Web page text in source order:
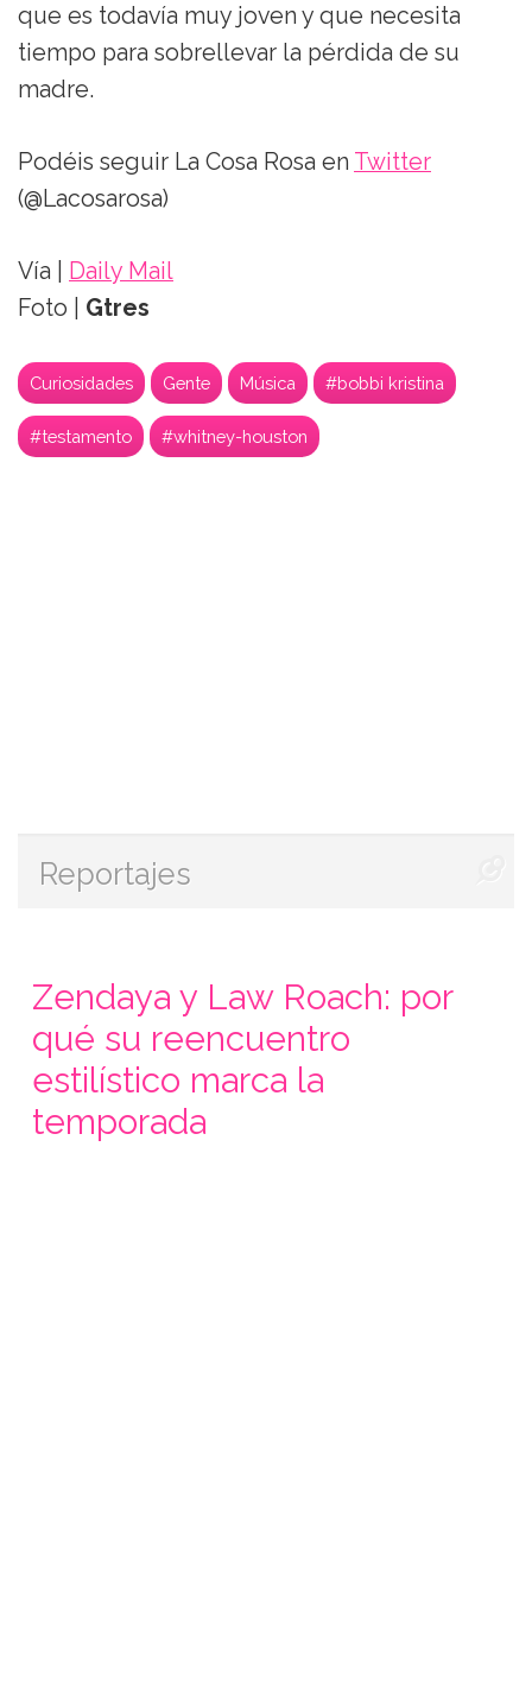
que es todavía muy joven y que necesita
tiempo para sobrellevar la pérdida de su
madre.
Podéis seguir La Cosa Rosa en Twitter
(@Lacosarosa)
Vía |
Daily Mail
Foto |
Gtres
Curiosidades Gente Música #bobbi kristina
#testamento #whitney-houston
Reportajes
Zendaya y Law Roach: por
qué su reencuentro
estilístico marca la
temporada